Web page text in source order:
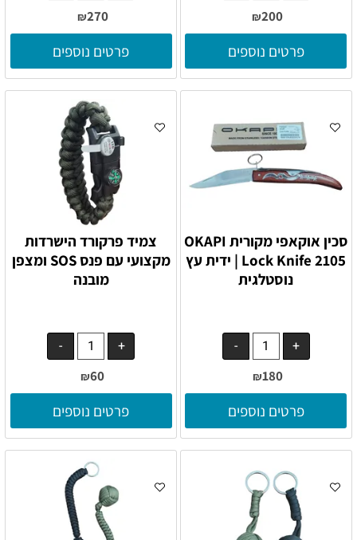
₪200
פרטים נוספים
₪270
פרטים נוספים
סכין אוקאפי מקורית OKAPI
Lock Knife 2105 | ידית עץ
נוסטלגית
₪180
פרטים נוספים
צמיד פרקורד הישרדות
מקצועי עם פנס SOS ומצפן
מובנה
₪60
פרטים נוספים